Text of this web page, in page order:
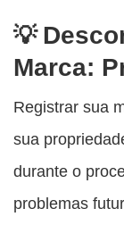
Marca:
Registrar sua
sua
durante o
problemas